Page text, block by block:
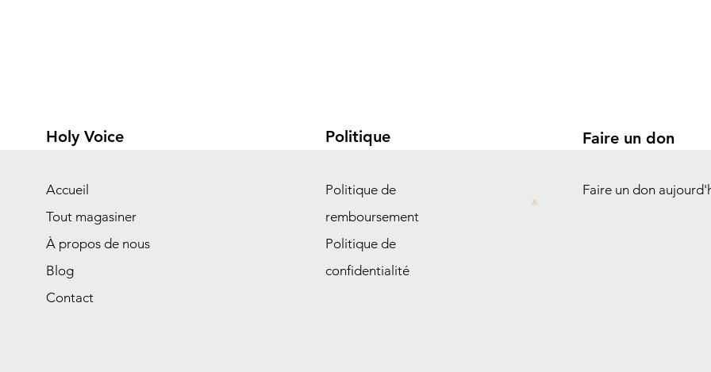
Holy Voice
Accueil
Tout magasiner
À propos de nous
Blog
Contact
Politique
Politique de
remboursement
Politique de
confidentialité
Faire un don
Faire un don